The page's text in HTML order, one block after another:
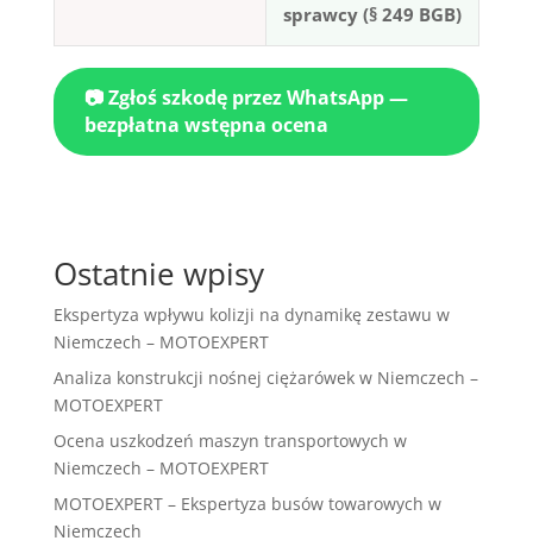
sprawcy (§ 249 BGB)
📷 Zgłoś szkodę przez WhatsApp —
bezpłatna wstępna ocena
Ostatnie wpisy
Ekspertyza wpływu kolizji na dynamikę zestawu w
Niemczech – MOTOEXPERT
Analiza konstrukcji nośnej ciężarówek w Niemczech –
MOTOEXPERT
Ocena uszkodzeń maszyn transportowych w
Niemczech – MOTOEXPERT
MOTOEXPERT – Ekspertyza busów towarowych w
Niemczech